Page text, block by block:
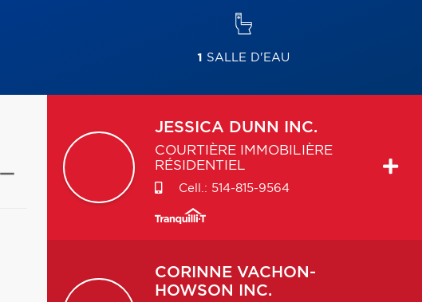
1 SALLE D'EAU
JESSICA DUNN INC.
COURTIÈRE IMMOBILIÈRE
RÉSIDENTIEL
Cell.: 514-815-9564
CORINNE VACHON-
HOWSON INC.